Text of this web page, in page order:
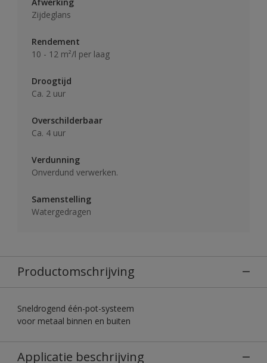
Zijdeglans
Rendement
10 - 12 m²/l per laag
Droogtijd
Ca. 2 uur
Overschilderbaar
Ca. 4 uur
Verdunning
Onverdund verwerken.
Samenstelling
Watergedragen
Productomschrijving
Sneldrogend één-pot-systeem
voor metaal binnen en buiten
Applicatie beschrijving